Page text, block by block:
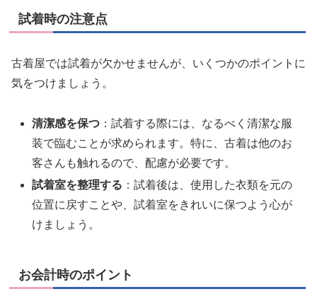
試着時の注意点
古着屋では試着が欠かせませんが、いくつかのポイントに
気をつけましょう。
清潔感を保つ ：試着する際には、なるべく清潔な服
装で臨むことが求められます。特に、古着は他のお
客さんも触れるので、配慮が必要です。
試着室を整理する ：試着後は、使用した衣類を元の
位置に戻すことや、試着室をきれいに保つよう心が
けましょう。
お会計時のポイント